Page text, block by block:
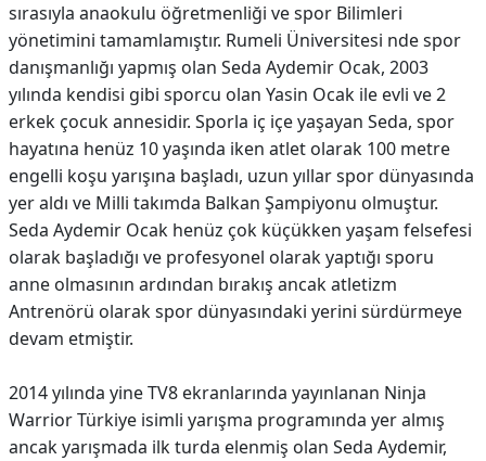
sırasıyla anaokulu öğretmenliği ve spor Bilimleri
yönetimini tamamlamıştır. Rumeli Üniversitesi nde spor
danışmanlığı yapmış olan Seda Aydemir Ocak, 2003
yılında kendisi gibi sporcu olan Yasin Ocak ile evli ve 2
erkek çocuk annesidir. Sporla iç içe yaşayan Seda, spor
hayatına henüz 10 yaşında iken atlet olarak 100 metre
engelli koşu yarışına başladı, uzun yıllar spor dünyasında
yer aldı ve Milli takımda Balkan Şampiyonu olmuştur.
Seda Aydemir Ocak henüz çok küçükken yaşam felsefesi
olarak başladığı ve profesyonel olarak yaptığı sporu
anne olmasının ardından bırakış ancak atletizm
Antrenörü olarak spor dünyasındaki yerini sürdürmeye
devam etmiştir.
2014 yılında yine TV8 ekranlarında yayınlanan Ninja
Warrior Türkiye isimli yarışma programında yer almış
ancak yarışmada ilk turda elenmiş olan Seda Aydemir,